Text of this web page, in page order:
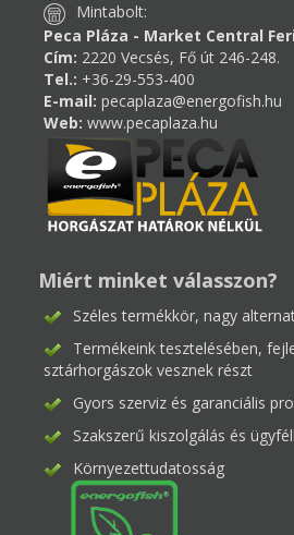
Mintabolt:
Peca Pláza - Market Central
Cím: 2220 Vecsés, Fő út 246-248.
Tel.: +36-29-553-400
E-mail: pecaplaza@energofish.hu
Web: www.pecaplaza.hu
Miért minket válasszon?
Széles termékkör, nagy
Termékeink tesztelésében,
sztárhorgászok vesznek részt
Gyors szerviz és garanciális
Szakszerű kiszolgálás és
Környezettudatosság